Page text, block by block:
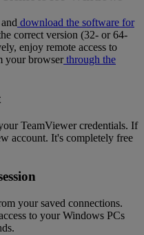
download the software for
correct version (32- or 64-
enjoy remote access to
your browserthrough the
TeamViewer credentials. If
account. It's completely free
your saved connections.
to your Windows PCs